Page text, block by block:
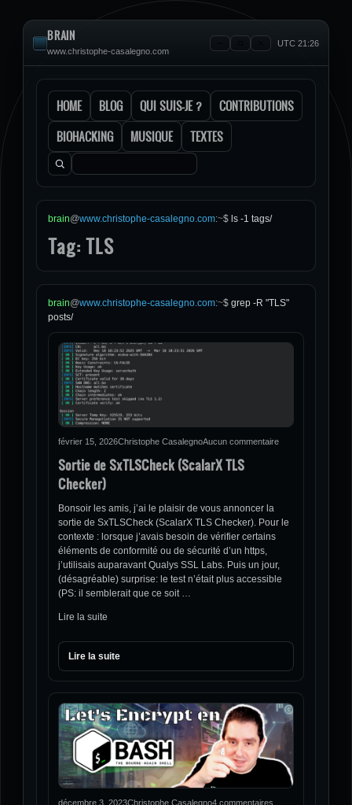
BRAIN
www.christophe-casalegno.com
UTC 21:26
HOME BLOG QUI SUIS-JE ?
CONTRIBUTIONS
BIOHACKING
MUSIQUE TEXTES
Rechercher :
brain@www.christophe-casalegno.com:~$ ls -1 tags/
Tag: TLS
brain@www.christophe-casalegno.com:~$ grep -R "TLS"
posts/
février 15, 2026Christophe CasalegnoAucun commentaire
Sortie de SxTLSCheck (ScalarX TLS
Checker)
Bonsoir les amis, j’ai le plaisir de vous annoncer la
sortie de SxTLSCheck (ScalarX TLS Checker). Pour le
contexte : lorsque j’avais besoin de vérifier certains
éléments de conformité ou de sécurité d’un https,
j’utilisais auparavant Qualys SSL Labs. Puis un jour,
(désagréable) surprise: le test n’était plus accessible
(PS: il semblerait que ce soit …
Lire la suite
Lire la suite
décembre 3, 2023Christophe Casalegno4 commentaires